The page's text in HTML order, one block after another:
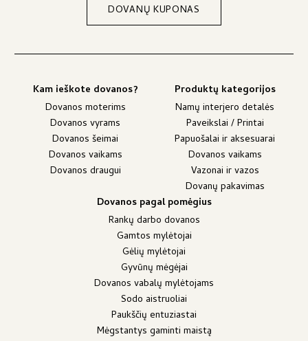
DOVANŲ KUPONAS
Kam ieškote dovanos?
Dovanos moterims
Dovanos vyrams
Dovanos šeimai
Dovanos vaikams
Dovanos draugui
Produktų kategorijos
Namų interjero detalės
Paveikslai / Printai
Papuošalai ir aksesuarai
Dovanos vaikams
Vazonai ir vazos
Dovanų pakavimas
Dovanos pagal pomėgius
Rankų darbo dovanos
Gamtos mylėtojai
Gėlių mylėtojai
Gyvūnų mėgėjai
Dovanos vabalų mylėtojams
Sodo aistruoliai
Paukščių entuziastai
Mėgstantys gaminti maistą